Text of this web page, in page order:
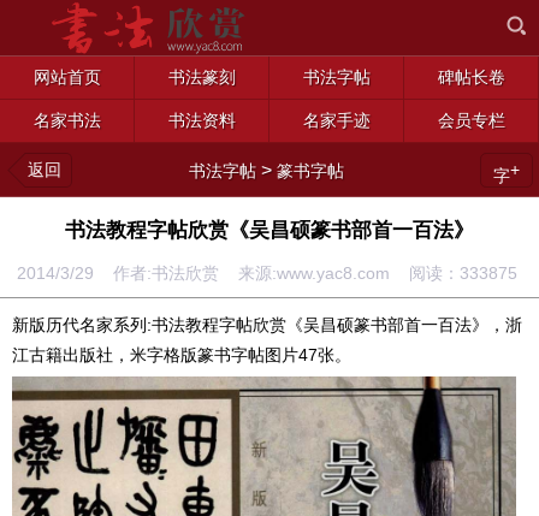
网站首页 书法篆刻 书法字帖 碑帖长卷
名家书法 书法资料 名家手迹 会员专栏
返回 书法字帖 >篆书字帖 字+
书法教程字帖欣赏《吴昌硕篆书部首一百法》
2014/3/29 作者:书法欣赏 来源:www.yac8.com 阅读： 333875
新版历代名家系列:书法教程字帖欣赏《吴昌硕篆书部首一百法》，浙
江古籍出版社，米字格版篆书字帖图片47张。